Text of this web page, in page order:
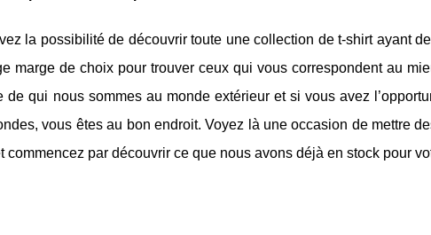
la possibilité de découvrir toute une collection de t-shirt ayant
marge de choix pour trouver ceux qui vous correspondent au
de qui nous sommes au monde extérieur et si vous avez
vous êtes au bon endroit. Voyez là une occasion de mettre
commencez par découvrir ce que nous avons déjà en stock pour